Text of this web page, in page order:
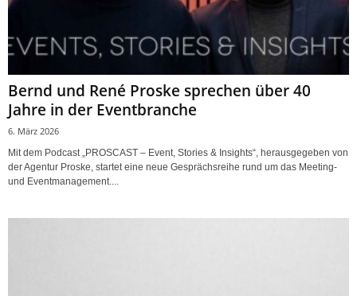
Bernd und René Proske sprechen über 40
Jahre in der Eventbranche
6. März 2026
Mit dem Podcast „PROSCAST – Event, Stories & Insights“, herausgegeben von
der Agentur Proske, startet eine neue Gesprächsreihe rund um das Meeting-
und Eventmanagement....